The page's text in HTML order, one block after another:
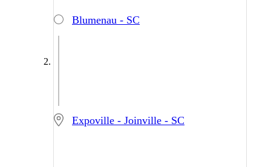
Blumenau - SC
Expoville - Joinville - SC